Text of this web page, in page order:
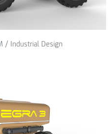
/ Industrial Design